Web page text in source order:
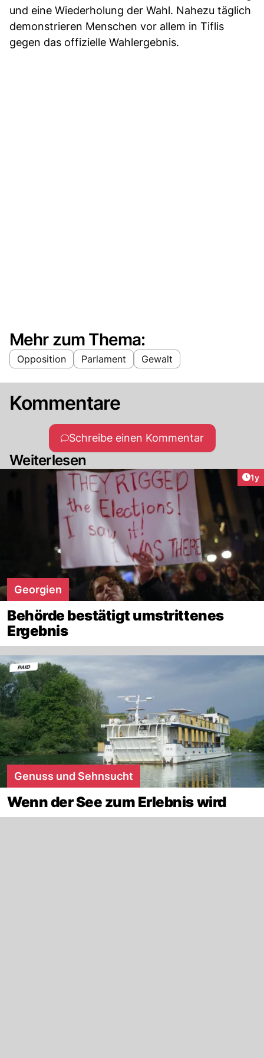
und eine Wiederholung der Wahl. Nahezu täglich
demonstrieren Menschen vor allem in Tiflis
gegen das offizielle Wahlergebnis.
Mehr zum Thema:
Opposition Parlament Gewalt
Kommentare
Schreibe einen Kommentar
Weiterlesen
1y
Georgien
Behörde bestätigt umstrittenes
Ergebnis
Genuss und Sehnsucht
Wenn der See zum Erlebnis wird